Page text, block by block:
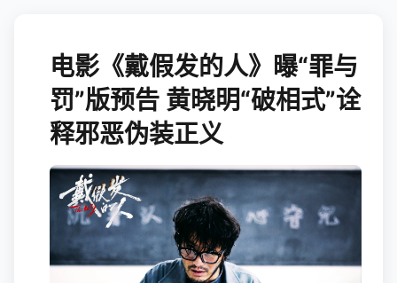
电影《戴假发的人》曝“罪与
罚”版预告 黄晓明“破相式”诠
释邪恶伪装正义